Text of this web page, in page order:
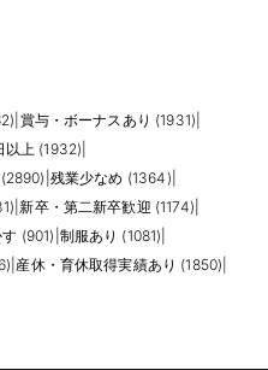
賞与・ボーナスあり (1931)
以上 (1932)
残業少なめ (1364)
|新卒・第二新卒歓迎 (1174)
(901) 制服あり (1081)
産休・育休取得実績あり (1850)